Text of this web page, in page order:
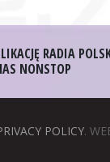
RADIA
NONSTOP
POLICY.